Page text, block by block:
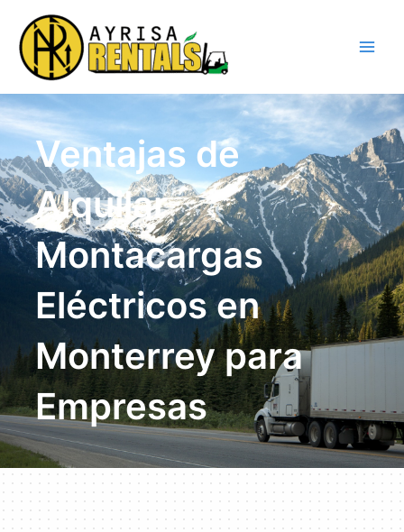
contenido
Ventajas de
Alquilar
Montacargas
Eléctricos en
Monterrey para
Empresas